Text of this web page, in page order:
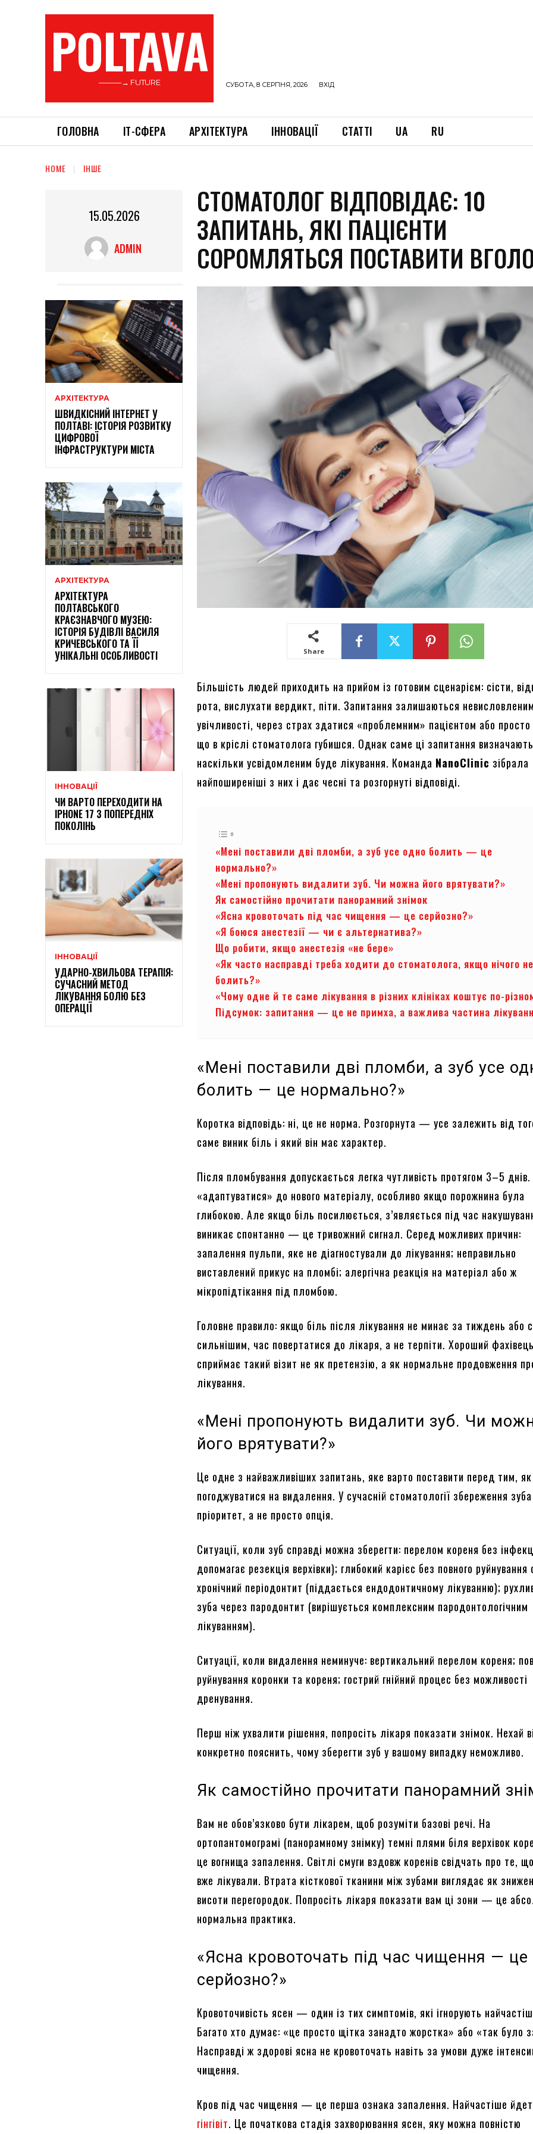
POLTAVA
———→ FUTURE СУБОТА, 8 СЕРПНЯ, 2026 ВХІД
ГОЛОВНА ІТ-СФЕРА АРХІТЕКТУРА ІННОВАЦІЇ СТАТТІ UA RU
HOME ІНШЕ
15.05.2026
ADMIN
АРХІТЕКТУРА
ШВИДКІСНИЙ ІНТЕРНЕТ У
ПОЛТАВІ: ІСТОРІЯ РОЗВИТКУ
ЦИФРОВОЇ
ІНФРАСТРУКТУРИ МІСТА
АРХІТЕКТУРА
АРХІТЕКТУРА
ПОЛТАВСЬКОГО
КРАЄЗНАВЧОГО МУЗЕЮ:
ІСТОРІЯ БУДІВЛІ ВАСИЛЯ
КРИЧЕВСЬКОГО ТА ЇЇ
УНІКАЛЬНІ ОСОБЛИВОСТІ
ІННОВАЦІЇ
ЧИ ВАРТО ПЕРЕХОДИТИ НА
IPHONE 17 З ПОПЕРЕДНІХ
ПОКОЛІНЬ
ІННОВАЦІЇ
УДАРНО-ХВИЛЬОВА ТЕРАПІЯ:
СУЧАСНИЙ МЕТОД
ЛІКУВАННЯ БОЛЮ БЕЗ
ОПЕРАЦІЇ
СТОМАТОЛОГ ВІДПОВІДАЄ: 10
ЗАПИТАНЬ, ЯКІ ПАЦІЄНТИ
СОРОМЛЯТЬСЯ ПОСТАВИТИ
Share
Більшість людей приходить на прийом із готовим сценарієм: сісти,
рота, вислухати вердикт, піти. Запитання залишаються
увічливості, через страх здатися «проблемним» пацієнтом або
що в кріслі стоматолога губишся. Однак саме ці запитання
наскільки усвідомленим буде лікування. Команда NanoClinic зібрала
найпоширеніші з них і дає чесні та розгорнуті відповіді.
«Мені поставили дві пломби, а зуб усе одно болить — це
нормально?»
«Мені пропонують видалити зуб. Чи можна його врятувати?»
Як самостійно прочитати панорамний знімок
«Ясна кровоточать під час чищення — це серйозно?»
«Я боюся анестезії — чи є альтернатива?»
Що робити, якщо анестезія «не бере»
«Як часто насправді треба ходити до стоматолога, якщо нічого не
болить?»
«Чому одне й те саме лікування в різних клініках коштує по-
Підсумок: запитання — це не примха, а важлива частина
«Мені поставили дві пломби, а зуб усе
болить — це нормально?»
Коротка відповідь: ні, це не норма. Розгорнута — усе залежить від
саме виник біль і який він має характер.
Після пломбування допускається легка чутливість протягом 3–5
«адаптуватися» до нового матеріалу, особливо якщо порожнина була
глибокою. Але якщо біль посилюється, з’являється під час
виникає спонтанно — це тривожний сигнал. Серед можливих причин:
запалення пульпи, яке не діагностували до лікування; неправильно
виставлений прикус на пломбі; алергічна реакція на матеріал або ж
мікропідтікання під пломбою.
Головне правило: якщо біль після лікування не минає за тиждень або
сильнішим, час повертатися до лікаря, а не терпіти. Хороший фахівець
сприймає такий візит не як претензію, а як нормальне продовження
лікування.
«Мені пропонують видалити зуб. Чи
його врятувати?»
Це одне з найважливіших запитань, яке варто поставити перед тим, як
погоджуватися на видалення. У сучасній стоматології збереження
пріоритет, а не просто опція.
Ситуації, коли зуб справді можна зберегти: перелом кореня без
допомагає резекція верхівки); глибокий карієс без повного руйнування
хронічний періодонтит (піддається ендодонтичному лікуванню);
зуба через пародонтит (вирішується комплексним пародонтологічним
лікуванням).
Ситуації, коли видалення неминуче: вертикальний перелом кореня;
руйнування коронки та кореня; гострий гнійний процес без можливості
дренування.
Перш ніж ухвалити рішення, попросіть лікаря показати знімок. Нехай
конкретно пояснить, чому зберегти зуб у вашому випадку неможливо.
Як самостійно прочитати панорамний
Вам не обов’язково бути лікарем, щоб розуміти базові речі. На
ортопантомограмі (панорамному знімку) темні плями біля верхівок
це вогнища запалення. Світлі смуги вздовж коренів свідчать про те,
вже лікували. Втрата кісткової тканини між зубами виглядає як
висоти перегородок. Попросіть лікаря показати вам ці зони — це
нормальна практика.
«Ясна кровоточать під час чищення — це
серйозно?»
Кровоточивість ясен — один із тих симптомів, які ігнорують
Багато хто думає: «це просто щітка занадто жорстка» або «так було
Насправді ж здорові ясна не кровоточать навіть за умови дуже
чищення.
Кров під час чищення — це перша ознака запалення. Найчастіше
гінгівіт. Це початкова стадія захворювання ясен, яку можна повністю